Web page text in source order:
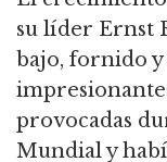
su líder Ernst
bajo, fornido y
provocadas
Mundial y